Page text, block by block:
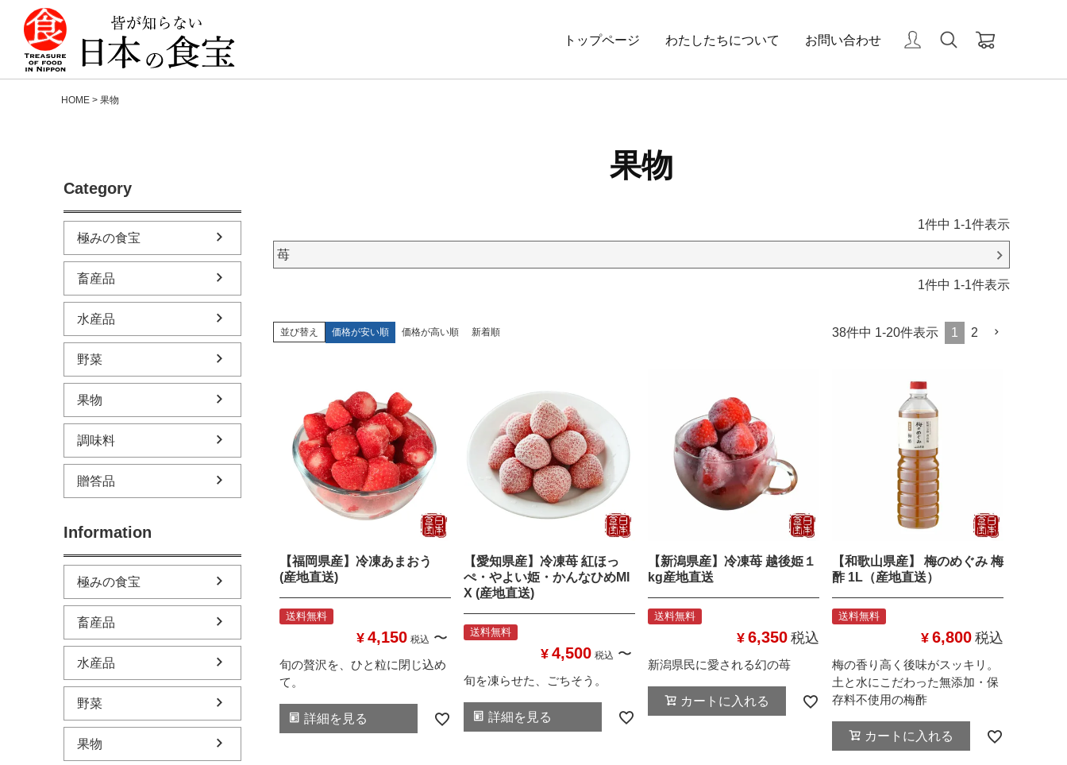
トップページ わたしたちについて お問い合わせ
HOME 果物
Category
極みの食宝
畜産品
水産品
野菜
果物
調味料
贈答品
Information
極みの食宝
畜産品
水産品
野菜
果物
果物
1件中 1-1件表示
苺
1件中 1-1件表示
並び替え 価格が安い順 価格が高い順 新着順 38件中 1-20件表示 1 2
【福岡県産】冷凍あまおう
(産地直送)
送料無料
¥ 4,150 税込 〜
旬の贅沢を、ひと粒に閉じ込め
て。
詳細を見る
【愛知県産】冷凍苺 紅ほっ
ぺ・やよい姫・かんなひめMI
X (産地直送)
送料無料
¥ 4,500 税込 〜
旬を凍らせた、ごちそう。
詳細を見る
【新潟県産】冷凍苺 越後姫１
kg産地直送
送料無料
¥ 6,350 税込
新潟県民に愛される幻の苺
カートに入れる
【和歌山県産】 梅のめぐみ 梅
酢 1L（産地直送）
送料無料
¥ 6,800 税込
梅の香り高く後味がスッキリ。
土と水にこだわった無添加・保
存料不使用の梅酢
カートに入れる